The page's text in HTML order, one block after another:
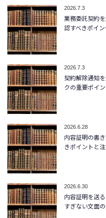
2026.7.3
業務委託契約
認すべきポイ
2026.7.3
契約解除通知
クの重要ポイ
2026.6.28
内容証明の書
きポイントと
2026.6.30
内容証明を送
すぎない文面